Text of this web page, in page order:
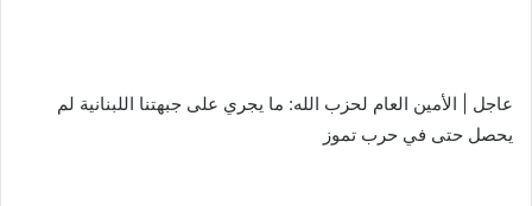
عاجل | الأمين العام لحزب الله: ما يجري على جبهتنا اللبنانية لم
يحصل حتى في حرب تموز